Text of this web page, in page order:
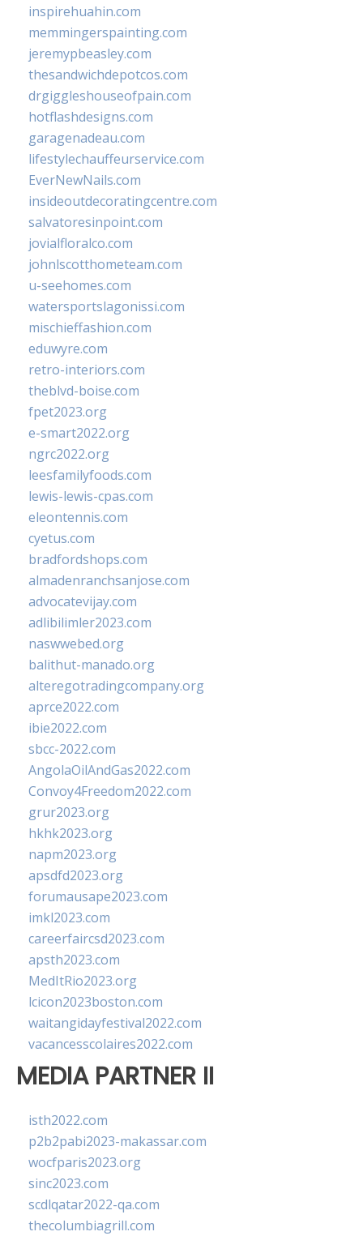
inspirehuahin.com
memmingerspainting.com
jeremypbeasley.com
thesandwichdepotcos.com
drgiggleshouseofpain.com
hotflashdesigns.com
garagenadeau.com
lifestylechauffeurservice.com
EverNewNails.com
insideoutdecoratingcentre.com
salvatoresinpoint.com
jovialfloralco.com
johnlscotthometeam.com
u-seehomes.com
watersportslagonissi.com
mischieffashion.com
eduwyre.com
retro-interiors.com
theblvd-boise.com
fpet2023.org
e-smart2022.org
ngrc2022.org
leesfamilyfoods.com
lewis-lewis-cpas.com
eleontennis.com
cyetus.com
bradfordshops.com
almadenranchsanjose.com
advocatevijay.com
adlibilimler2023.com
naswwebed.org
balithut-manado.org
alteregotradingcompany.org
aprce2022.com
ibie2022.com
sbcc-2022.com
AngolaOilAndGas2022.com
Convoy4Freedom2022.com
grur2023.org
hkhk2023.org
napm2023.org
apsdfd2023.org
forumausape2023.com
imkl2023.com
careerfaircsd2023.com
apsth2023.com
MedItRio2023.org
lcicon2023boston.com
waitangidayfestival2022.com
vacancesscolaires2022.com
MEDIA PARTNER II
isth2022.com
p2b2pabi2023-makassar.com
wocfparis2023.org
sinc2023.com
scdlqatar2022-qa.com
thecolumbiagrill.com